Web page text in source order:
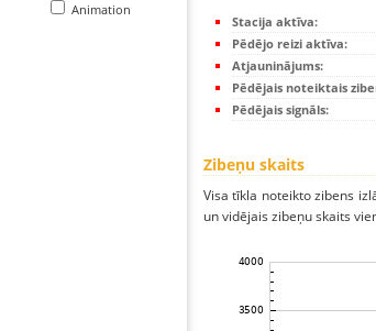
Animation
Stacija aktīva:
Pēdējo reizi aktīva:
Atjauninājums:
Pēdējais noteiktais
Pēdējais signāls:
Zibeņu skaits
Visa tīkla noteikto zibens
un vidējais zibeņu skaits